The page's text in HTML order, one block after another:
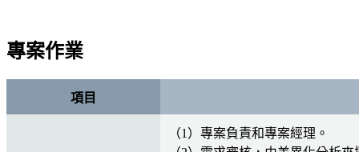
專案作業
項目
（1）專案負責和專案經理。